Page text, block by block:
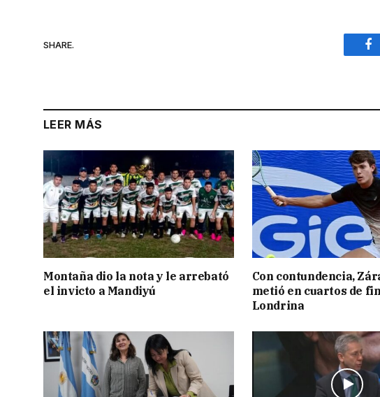
SHARE.
LEER MÁS
Montaña dio la nota y le arrebató
el invicto a Mandiyú
Con contundencia,
metió en cuartos de
Londrina